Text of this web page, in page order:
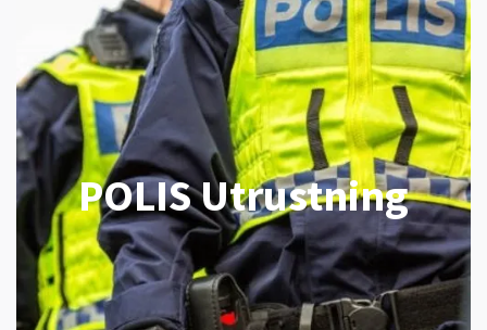
POLIS Utrustning